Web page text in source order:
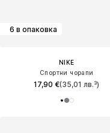
6 в опаковка
NIKE
Спортни чорапи
17,90 €(35,01 лв.³)